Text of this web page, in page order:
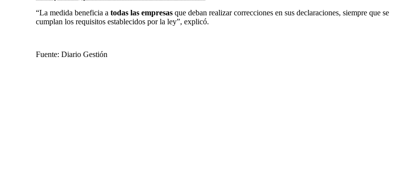
“La medida beneficia a todas las empresas que deban realizar correcciones en sus declaraciones, siempre que se
cumplan los requisitos establecidos por la ley”, explicó.
Fuente: Diario Gestión